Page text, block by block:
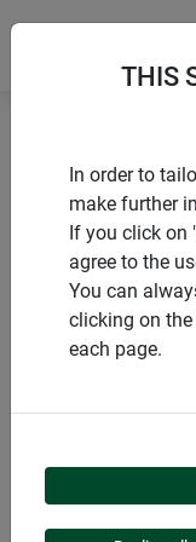
Accueil
Insectes
Piège à mouches
PRODUITS
PIÈGE
THIS
In order to
make further
If you click on
agree to the
You can
clicking on
each page.